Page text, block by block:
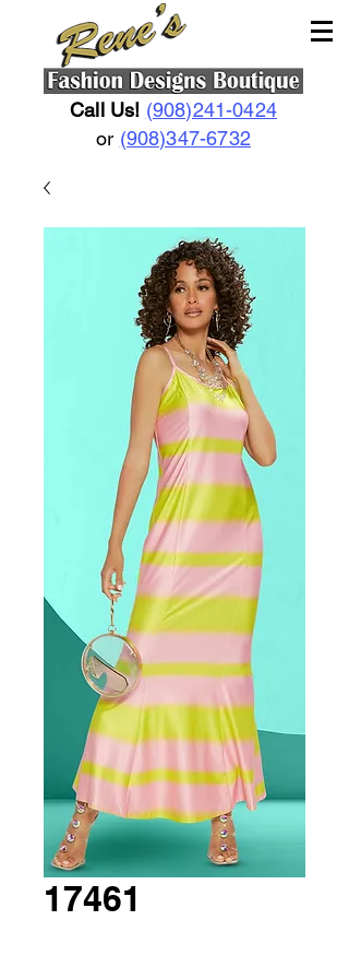
Call Us! (908)241-0424
or (908)347-6732
17461